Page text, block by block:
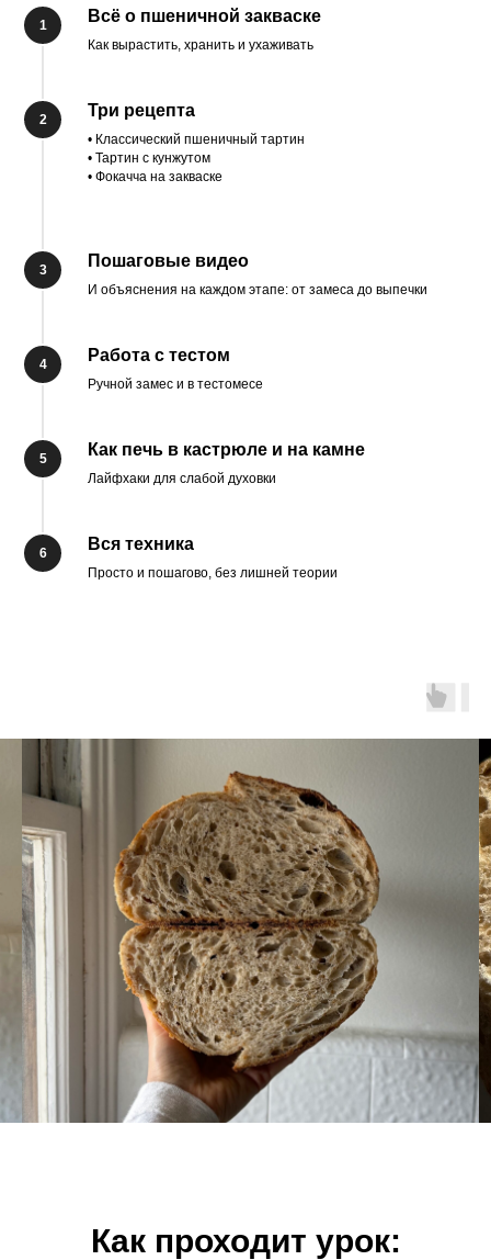
Всё о пшеничной закваске
Как вырастить, хранить и ухаживать
Три рецепта
• Классический пшеничный тартин
• Тартин с кунжутом
• Фокачча на закваске
Пошаговые видео
И объяснения на каждом этапе: от замеса до выпечки
Работа с тестом
Ручной замес и в тестомесе
Как печь в кастрюле и на камне
Лайфхаки для слабой духовки
Вся техника
Просто и пошагово, без лишней теории
Как проходит урок: